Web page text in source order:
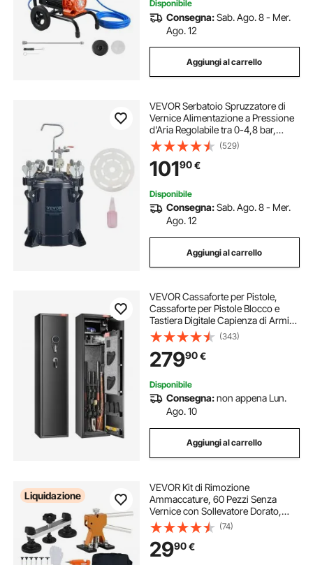
Disponibile
Consegna:Sab. Ago. 8 - Mer.
Ago. 12
Aggiungi al carrello
VEVOR Serbatoio Spruzzatore di
Vernice Alimentazione a Pressione
d'Aria Regolabile tra 0-4,8 bar,
Spruzzatore per Verniciatura
Valvola Doppia Serbatoio da 10L,
Serbatoio a Spruzzo Vernice in
Acciaio
(529)
10190€
Disponibile
Consegna:Sab. Ago. 8 - Mer.
Ago. 12
Aggiungi al carrello
VEVOR Cassaforte per Pistole,
Cassaforte per Pistole Blocco e
Tastiera Digitale Capienza di Armi
da Fuoco 7-8 pezzi, Armadietto per
Fucili, Ripiano Rimovibile per Armi
Lunghe e Pistole Domestiche
(343)
27990€
Disponibile
Consegna:non appena Lun.
Ago. 10
Aggiungi al carrello
Liquidazione
VEVOR Kit di Rimozione
Ammaccature, 60 Pezzi Senza
Vernice con Sollevatore Dorato,
Estrattore di Ponti, Martello di
Gomma, Pistola per Colla,
Riparazione dei Danni di Porte di
Frigoriferi Auto
(74)
2990€